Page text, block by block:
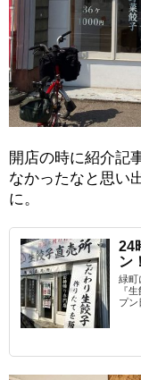
開店の時に紹介記
なかったなと思い
に。
24
ン！
緑町
『
プン